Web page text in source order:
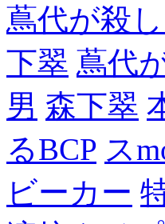
蔦代が殺
下翠 蔦代
男 森下翠
るBCP ス
ビーカー